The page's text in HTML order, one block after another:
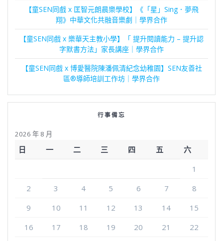
【童SEN同戲 x 匡智元朗晨樂學校】《「星」Sing．夢飛
翔》中華文化共融音樂劇｜學界合作
【童SEN同戲 x 樂華天主教小學】「 提升閱讀能力 – 提升認
字默書方法」家長講座｜學界合作
【童SEN同戲 x 博愛醫院陳潘佩清紀念幼稚園】SEN友善社
區®導師培訓工作坊｜學界合作
行事備忘
2026 年 8 月
日 一 二 三 四 五
六
1
2
3 4 5 6 7
8
9
10 11 12 13 14
15
16
17 18 19 20 21
22